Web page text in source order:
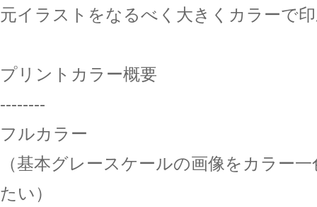
元イラストをなるべく大きくカラーで
プリントカラー概要
--------
フルカラー
（基本グレースケールの画像をカラー
たい）